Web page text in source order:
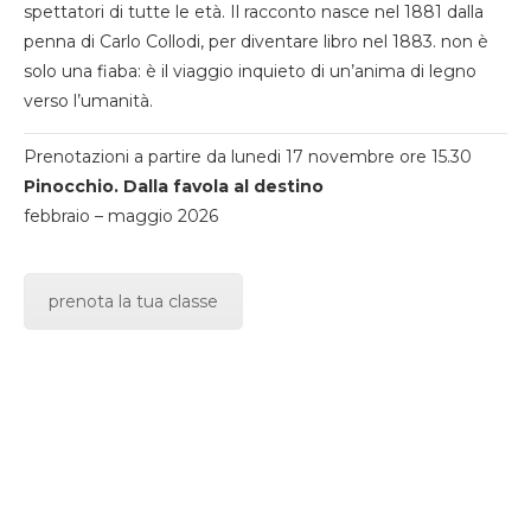
spettatori di tutte le età. Il racconto nasce nel 1881 dalla
penna di Carlo Collodi, per diventare libro nel 1883. non è
solo una fiaba: è il viaggio inquieto di un’anima di legno
verso l’umanità.
Prenotazioni a partire da lunedi 17 novembre ore 15.30
Pinocchio. Dalla favola al destino
febbraio – maggio 2026
prenota la tua classe